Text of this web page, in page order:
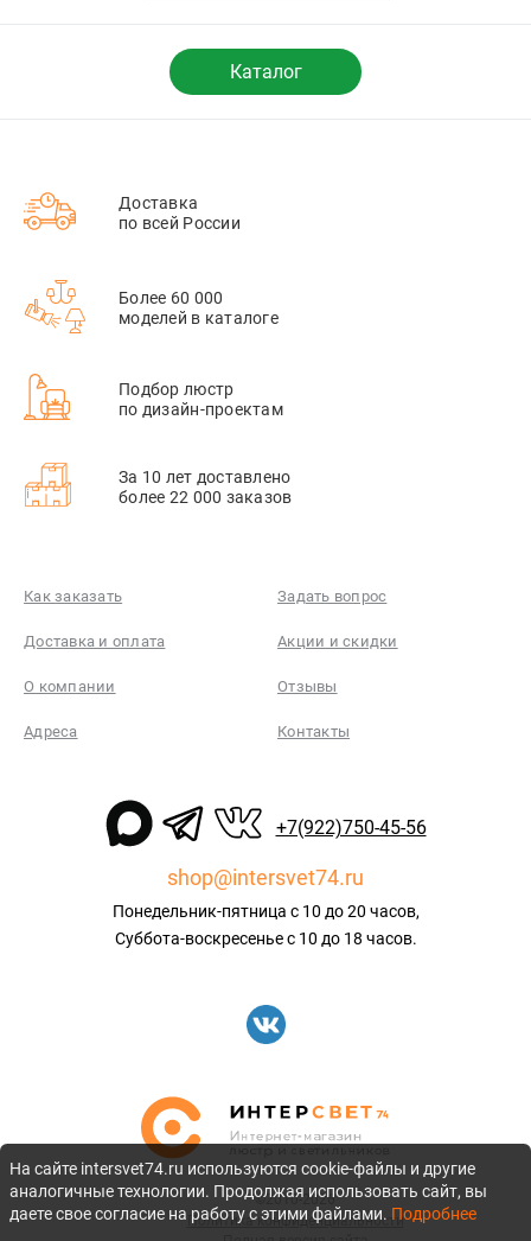
Каталог
Доставка
по всей России
Более 60 000
моделей в каталоге
Подбор люстр
по дизайн-проектам
За 10 лет доставлено
более 22 000 заказов
Как заказать Задать вопрос
Доставка и оплата Акции и скидки
О компании Отзывы
Адреса Контакты
+7(922)750-45-56
shop@intersvet74.ru
Понедельник-пятница с 10 до 20 часов,
Суббота-воскресенье с 10 до 18 часов.
©2010-2026
Политика конфиденциальности
На сайте intersvet74.ru используются cookie-файлы и другие
аналогичные технологии. Продолжая использовать сайт, вы
даете свое согласие на работу с этими файлами. Подробнее